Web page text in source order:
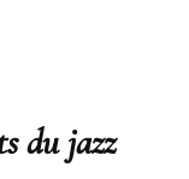
du jazz